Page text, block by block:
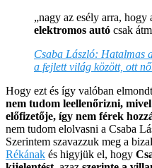
„nagy az esély arra, hogy
elektromos autó csak
Csaba László: Hatalmas
a fejlett világ között, ott
Hogy ezt és így valóban
nem tudom leellenőrizni,
előfizetője, így nem férek
nem tudom elolvasni a Csaba
Szerintem szavazzuk meg a
Rékának és higyjük el, hogy